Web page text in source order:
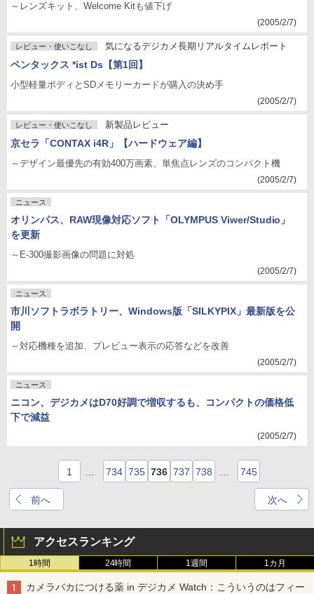
～レンズキット、Welcome Kitも値下げ
(2005/2/7)
レビュー・使いこなし 気になるデジカメ長期リアルタイムレポート
ペンタックス *ist Ds【第1回】
小型軽量ボディとSDメモリーカードが購入の決め手
(2005/2/7)
レビュー・使いこなし 新製品レビュー
京セラ「CONTAX i4R」【ハードウェア編】
～デザイン最優先の有効400万画素、単焦点レンズのコンパクト機
(2005/2/7)
ニュース
オリンパス、RAW現像対応ソフト「OLYMPUS Viwer/Studio」
を更新
～E-300撮影画像の問題に対処
(2005/2/7)
ニュース
市川ソフトラボラトリー、Windows版「SILKYPIX」最新版を公
開
～対応機種を追加、プレビュー表示の応答などを改善
(2005/2/7)
ニュース
ニコン、デジカメはD70好調で増収するも、コンパクトの価格低
下で減益
(2005/2/7)
前へ
1 734 735 736 737 738 745
次へ
アクセスランキング
1時間 24時間 1週間 1カ月
カメラバカにつける薬 in デジカメ Watch：こういうのはフィー